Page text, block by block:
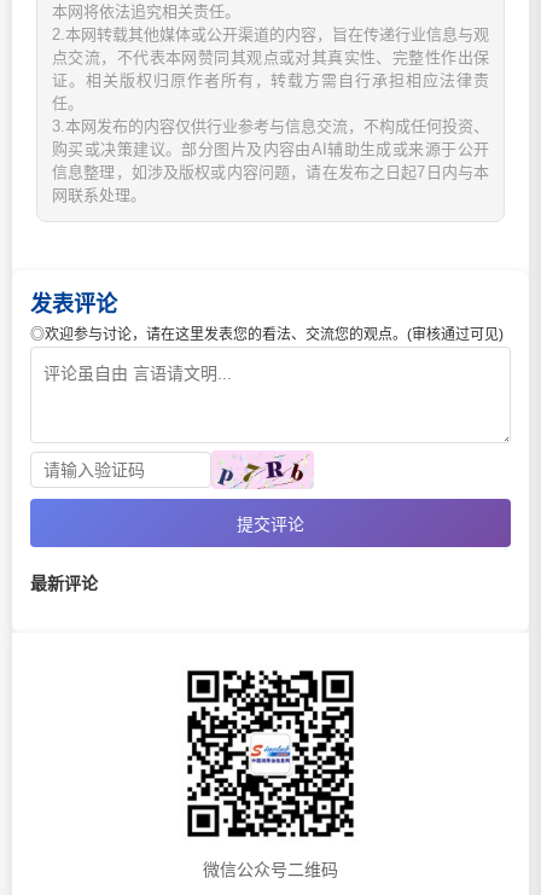
本网将依法追究相关责任。
2.本网转载其他媒体或公开渠道的内容，旨在传递行业信息与观
点交流，不代表本网赞同其观点或对其真实性、完整性作出保
证。相关版权归原作者所有，转载方需自行承担相应法律责
任。
3.本网发布的内容仅供行业参考与信息交流，不构成任何投资、
购买或决策建议。部分图片及内容由AI辅助生成或来源于公开
信息整理，如涉及版权或内容问题，请在发布之日起7日内与本
网联系处理。
发表评论
◎欢迎参与讨论，请在这里发表您的看法、交流您的观点。(审核通过可见)
提交评论
最新评论
微信公众号二维码